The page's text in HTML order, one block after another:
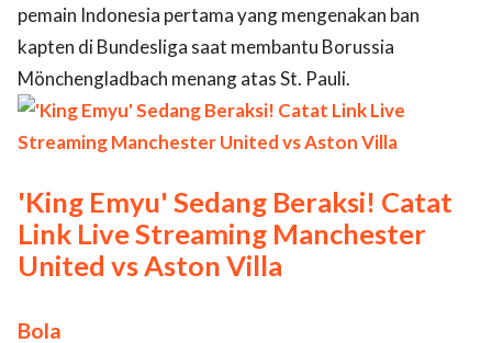
pemain Indonesia pertama yang mengenakan ban
kapten di Bundesliga saat membantu Borussia
Mönchengladbach menang atas St. Pauli.
'King Emyu' Sedang Beraksi! Catat
Link Live Streaming Manchester
United vs Aston Villa
Bola